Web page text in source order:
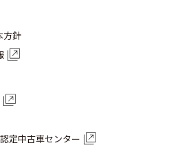
方針
定中古車センター